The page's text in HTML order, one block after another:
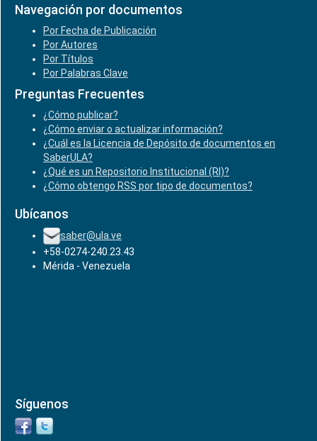
Navegación por documentos
Por Fecha de Publicación
Por Autores
Por Títulos
Por Palabras Clave
Preguntas Frecuentes
¿Cómo publicar?
¿Cómo enviar o actualizar información?
¿Cuál es la Licencia de Depósito de documentos en
SaberULA?
¿Qué es un Repositorio Institucional (RI)?
¿Cómo obtengo RSS por tipo de documentos?
Ubícanos
saber@ula.ve
+58-0274-240.23.43
Mérida - Venezuela
Síguenos